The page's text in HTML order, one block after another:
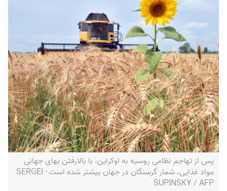
پس از تهاجم نظامی روسیه به اوکراین، با بالارفتن بهای جهانی
مواد غذایی، شمار گرسنگان در جهان بیشتر شده است - SERGEI
SUPINSKY / AFP